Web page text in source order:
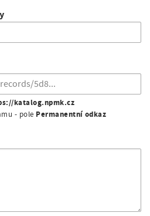
katalog.npmk.cz
- pole Permanentní odkaz